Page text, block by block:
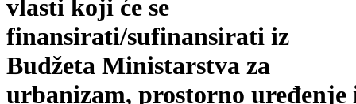
prijedloga projekata nižih nivoa
vlasti koji će se
finansirati/sufinansirati iz